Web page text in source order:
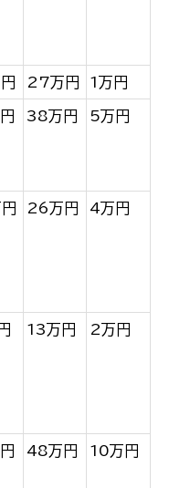
27万円 1万円
38万円 5万円
26万円 4万円
13万円 2万円
48万円 10万円